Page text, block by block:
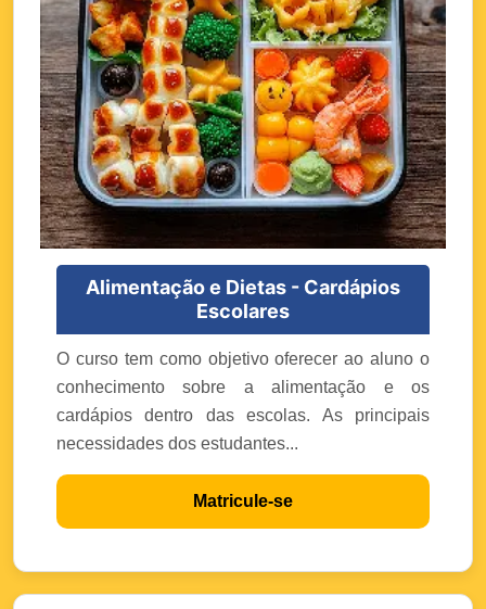
Alimentação e Dietas - Cardápios
Escolares
O curso tem como objetivo oferecer ao aluno o
conhecimento sobre a alimentação e os
cardápios dentro das escolas. As principais
necessidades dos estudantes...
Matricule-se